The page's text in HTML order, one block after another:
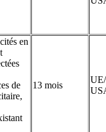
en
de
13 mois